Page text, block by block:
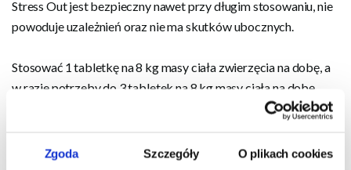
Zgoda Szczegóły O plikach cookies
Stress Out jest bezpieczny nawet przy długim stosowaniu, nie
powoduje uzależnień oraz nie ma skutków ubocznych.
Stosować 1 tabletkę na 8 kg masy ciała zwierzęcia na dobę, a
w razie potrzeby do 3 tabletek na 8 kg masy ciała na dobę.
Pozytywne efekty działania preparatu mogą się utrzymywać